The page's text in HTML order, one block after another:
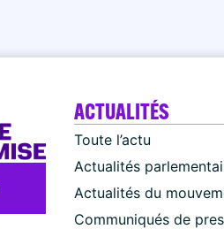
ACTUALITÉS
Toute l’actu
Actualités
Actualités du
Communiqués de